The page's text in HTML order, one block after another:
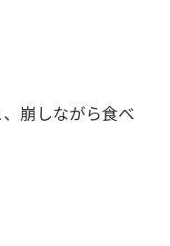
崩しながら食べ